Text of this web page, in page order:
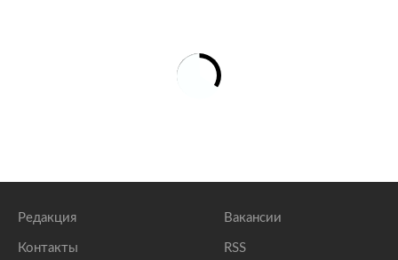
Редакция
Контакты
Вакансии
RSS